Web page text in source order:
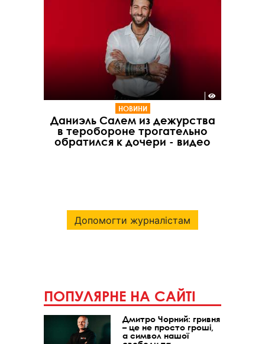
НОВИНИ
Даниэль Салем из дежурства
в теробороне трогательно
обратился к дочери - видео
Допомогти журналістам
ПОПУЛЯРНЕ НА САЙТІ
Дмитро Чорний: гривня
– це не просто гроші,
а символ нашої